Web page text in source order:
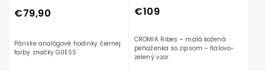
€79,90
Pánske analógové hodinky čiernej
€109
CROMIA Ribes – malá kožená
peňaženka so zipsom – fialovo-
zelený vzor.